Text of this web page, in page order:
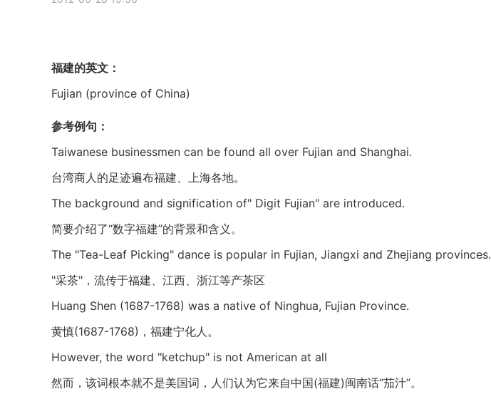
福建的英文：
Fujian (province of China)
参考例句：
Taiwanese businessmen can be found all over Fujian and Shanghai.
台湾商人的足迹遍布福建、上海各地。
The background and signification of" Digit Fujian" are introduced.
简要介绍了“数字福建”的背景和含义。
The "Tea-Leaf Picking" dance is popular in Fujian, Jiangxi and Zhejiang provinces.
"采茶"，流传于福建、江西、浙江等产茶区
Huang Shen (1687-1768) was a native of Ninghua, Fujian Province.
黄慎(1687-1768)，福建宁化人。
However, the word "ketchup" is not American at all
然而，该词根本就不是美国词，人们认为它来自中国(福建)闽南话“茄汁”。